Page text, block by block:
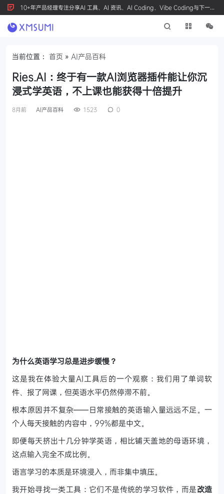
10+年产品经理专注分享AI 工具、AI 资讯、AI Coding、Vibe Coding与下一代
产品创新，按 Ctrl+D 收藏我们
当前位置： 首页 » AI产品百科
Ries.AI：终于有一款AI浏览器插件能让你沉
浸式学英语，不上课也能获得十倍提升
8月前 AI产品百科 1523 0
为什么英语学习总是进步缓慢？
这是我在体验大量AI工具后的一个观察：我们用了单词软
件、报了网课，但英语水平仍然停滞不前。
根本原因并不复杂——日常接触的英语输入量远远不足。一
个人每天接触的内容中，99%都是中文。
即便每天挤出十几分钟学英语，相比铺天盖地的母语环境，
这点输入完全不成比例。
语言学习的本质是环境浸入，而非集中填压。
我开始寻找一类工具：它们不是传统的学习软件，而是改造